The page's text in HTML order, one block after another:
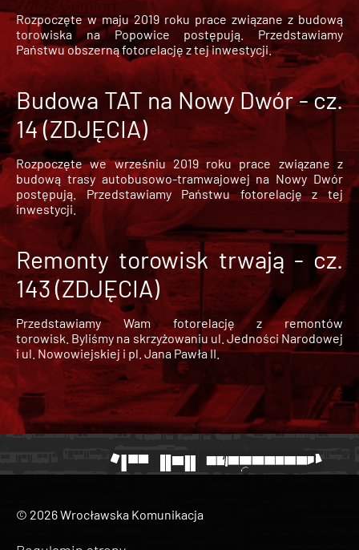
Rozpoczęte w maju 2019 roku prace związane z budową
torowiska na Popowice
postępują. Przedstawiamy
Państwu obszerną fotorelację z tej inwestycji.
Budowa TAT na Nowy Dwór - cz.
14 (ZDJĘCIA)
Rozpoczęte we wrześniu 2019 roku prace związane z
budową trasy autobusowo-tramwajowej na Nowy Dwór
postępują. Przedstawiamy Państwu fotorelację z tej
inwestycji.
Remonty torowisk trwają - cz.
143 (ZDJĘCIA)
Przedstawiamy Wam fotorelację z remontów
torowisk. Byliśmy na skrzyżowaniu ul. Jedności Narodowej
i ul. Nowowiejskiej i pl. Jana Pawła II.
© 2026 Wrocławska Komunikacja